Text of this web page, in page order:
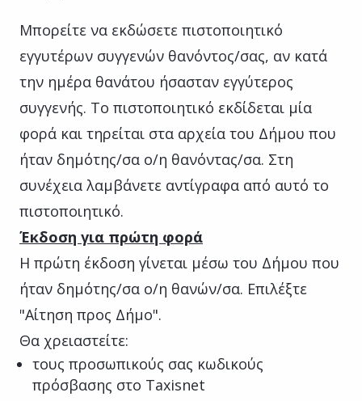
Μπορείτε να εκδώσετε πιστοποιητικό
εγγυτέρων συγγενών θανόντος/σας, αν κατά
την ημέρα θανάτου ήσασταν εγγύτερος
συγγενής. Το πιστοποιητικό εκδίδεται μία
φορά και τηρείται στα αρχεία του Δήμου που
ήταν δημότης/σα ο/η θανόντας/σα. Στη
συνέχεια λαμβάνετε αντίγραφα από αυτό το
πιστοποιητικό.
Έκδοση για πρώτη φορά
Η πρώτη έκδοση γίνεται μέσω του Δήμου που
ήταν δημότης/σα ο/η θανών/σα. Επιλέξτε
"Αίτηση προς Δήμο".
Θα χρειαστείτε:
τους προσωπικούς σας κωδικούς
πρόσβασης στο Taxisnet